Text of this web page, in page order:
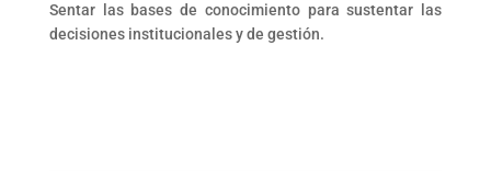
Sentar las bases de conocimiento para sustentar las
decisiones institucionales y de gestión.